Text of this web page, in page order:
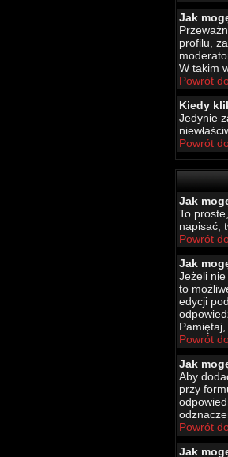
Jak
profilu,
W takim
Powrót
Kiedy
Jedynie
Powrót
Jak
To
napisać;
Powrót
Jak
Jeżeli
to
edycji
Powrót
Jak
Aby
przy
Powrót
Jak